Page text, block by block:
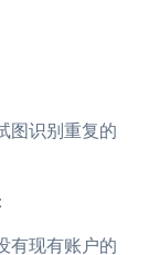
图识别重复的
有现有账户的